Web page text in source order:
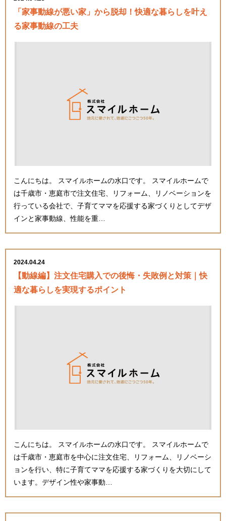
「家事動線が悪い家」から脱却！快適な暮らしを叶え
る家事動線の工夫
こんにちは。 スマイルホームの水口です。 スマイルホームで
は千歳市・恵庭市で注文住宅、リフォーム、リノベーションを
行っている会社で、子育てママを応援する家づくりとしてデザ
インと家事動線、性能を重…
2024.04.24
【動線編】注文住宅購入での後悔・失敗例と対策｜快
適な暮らしを実現するポイント
こんにちは。 スマイルホームの水口です。 スマイルホームで
は千歳市・恵庭市を中心に注文住宅、リフォーム、リノベーシ
ョンを行い、特に子育てママを応援する家づくりを大切にして
います。デザイン性や家事動…